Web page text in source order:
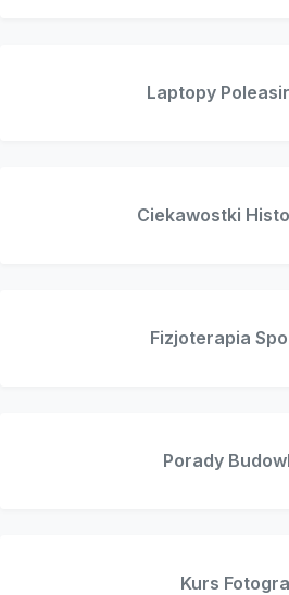
Laptopy
Ciekawostki
Fizjoterapia
Porady
Kurs